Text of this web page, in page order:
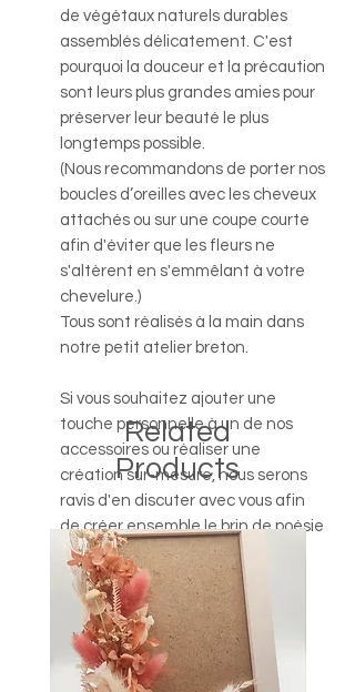
de végétaux naturels durables
assemblés délicatement. C'est
pourquoi la douceur et la précaution
sont leurs plus grandes amies pour
préserver leur beauté le plus
longtemps possible.
(Nous recommandons de porter nos
boucles d’oreilles avec les cheveux
attachés ou sur une coupe courte
afin d'éviter que les fleurs ne
s'altèrent en s'emmêlant à votre
chevelure.)
Tous sont réalisés à la main dans
notre petit atelier breton.
Si vous souhaitez ajouter une
touche personnelle à un de nos
accessoires ou réaliser une
création sur-mesure, nous serons
ravis d'en discuter avec vous afin
de créer ensemble le brin de poésie
de vos rêves.
Related
Products